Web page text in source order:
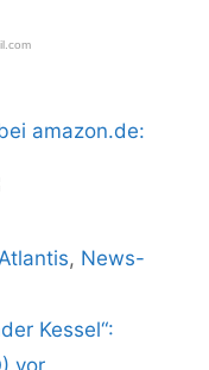
amazon.de:
, News-
Kessel“: